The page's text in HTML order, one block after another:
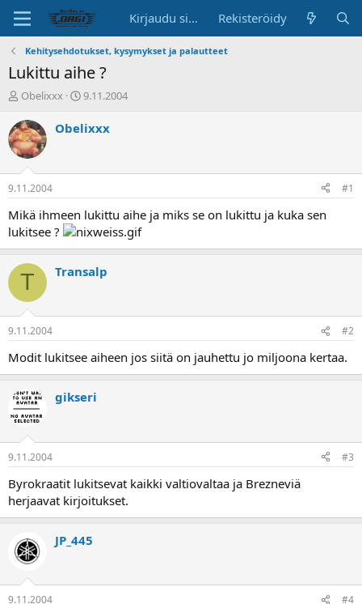
Kirjaudu sisään Rekisteröidy
Kehitysehdotukset, kysymykset ja palautteet
Lukittu aihe ?
K
s
k
u
s
t
e
l
u
n
l
i
t
t
a
j
a
Obelixxx
A
o
p
ä
i
v
9.11.2004
Obelixxx
9.11.2004 #1
Mikä ihmeen lukittu aihe ja miks se on lukittu ja kuka sen
lukitsee ?
T Transalp
9.11.2004 #2
Modit lukitsee aiheen jos siitä on jauhettu jo miljoona kertaa.
gikseri
9.11.2004 #3
Byrokraatit lukitsevat kaikki valtiovaltaa ja Brezneviä
herjaavat kirjoitukset.
JP_445
9.11.2004 #4